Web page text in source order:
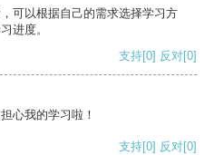
可以根据自己的需求选择学习方
进度。
支持[0] 反对[0]
心我的学习啦！
支持[0] 反对[0]